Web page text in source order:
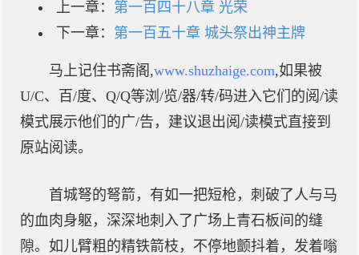
上一章： 第一百四十八章 光荣
下一章： 第一百五十章 城头祭出神主牌
马上记住书斋阁,www.shuzhaige.com,如果被
U/C、百/度、Q/Q等浏/览/器/转/码进入它们的阅/读
模式展示他们的广/告，建议退出阅/读模式直接到
原站阅读。
首城弩的弩箭，有如一把短枪，刺破了人与马
的血肉身躯，深深地刺入了广场上青石板间的缝
隙。如儿臂粗的精铁箭枝，不停地颤抖着，发着嗡